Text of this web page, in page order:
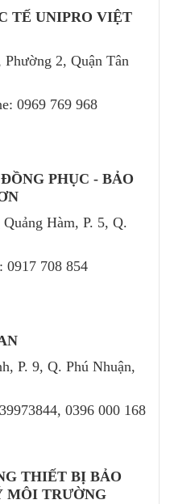
TẾ UNIPRO VIỆT
2, Quận Tân
0969 769 968
PHỤC - BẢO
Hàm, P. 5, Q.
0917 708 854
P. 9, Q. Phú Nhuận,
0396 000 168
THIẾT BỊ BẢO
MÔI TRƯỜNG